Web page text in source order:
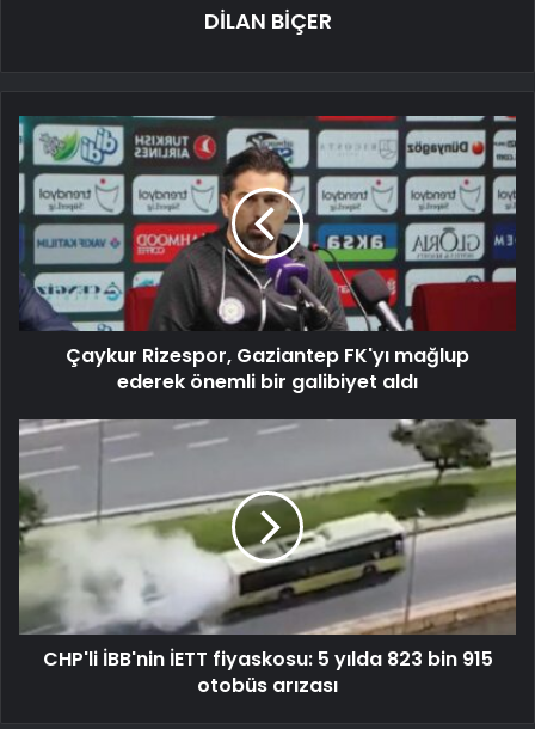
DİLAN BİÇER
Çaykur Rizespor, Gaziantep FK'yı mağlup
ederek önemli bir galibiyet aldı
CHP'li İBB'nin İETT fiyaskosu: 5 yılda 823 bin 915
otobüs arızası